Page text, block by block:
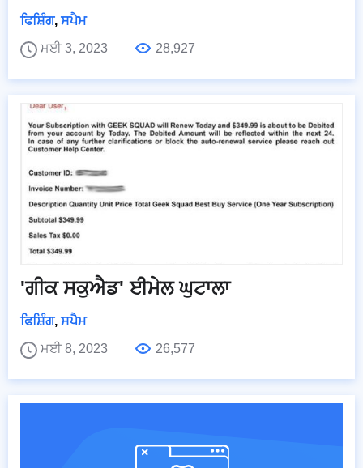
ਫਿਸ਼ਿੰਗ, ਸਪੈਮ
ਮਈ 3, 2023
28,927
'ਗੀਕ ਸਕੁਐਡ' ਈਮੇਲ ਘੁਟਾਲਾ
ਫਿਸ਼ਿੰਗ, ਸਪੈਮ
ਮਈ 8, 2023
26,577